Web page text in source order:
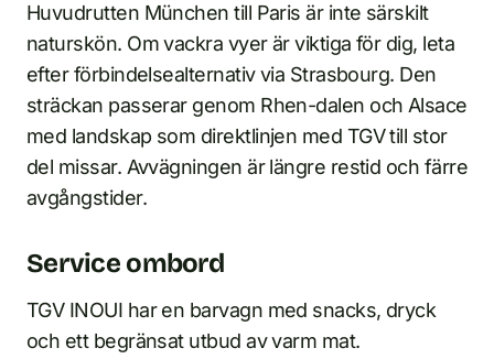
Huvudrutten München till Paris är inte särskilt
naturskön. Om vackra vyer är viktiga för dig, leta
efter förbindelsealternativ via Strasbourg. Den
sträckan passerar genom Rhen-dalen och Alsace
med landskap som direktlinjen med TGV till stor
del missar. Avvägningen är längre restid och färre
avgångstider.
Service ombord
TGV INOUI har en barvagn med snacks, dryck
och ett begränsat utbud av varm mat.